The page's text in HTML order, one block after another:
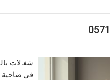
شغالات
في ضاحية